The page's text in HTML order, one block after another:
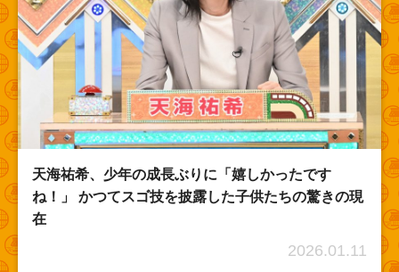
天海祐希、少年の成長ぶりに「嬉しかったです
ね！」 かつてスゴ技を披露した子供たちの驚きの現
在
2026.01.11